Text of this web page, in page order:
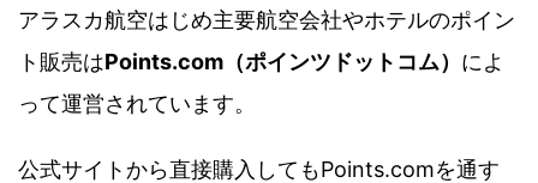
アラスカ航空はじめ主要航空会社やホテルのポイン
ト販売はPoints.com（ポインツドットコム） によ
って運営されています。
公式サイトから直接購入してもPoints.comを通す